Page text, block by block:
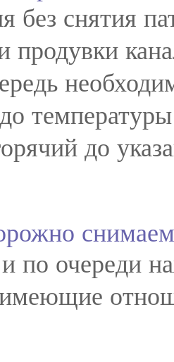
без снятия
продувки
до
по очереди